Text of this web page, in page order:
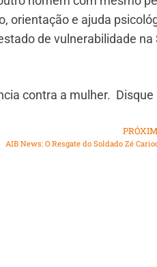
orientação e ajuda
de vulnerabilidade na
contra a mulher. Disque
AIB News: O Resgate do Soldado Zé